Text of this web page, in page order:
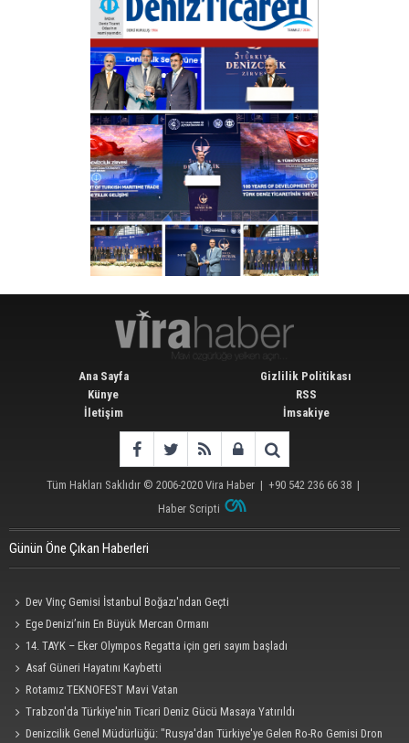
Ana Sayfa
Künye
İletişim
Gizlilik Politikası
RSS
İmsakiye
Tüm Hakları Saklıdır © 2006-2020 Vira Haber | +90 542 236 66 38 |
Haber Scripti
Günün Öne Çıkan Haberleri
Dev Vinç Gemisi İstanbul Boğazı'ndan Geçti
Ege Denizi’nin En Büyük Mercan Ormanı
14. TAYK – Eker Olympos Regatta için geri sayım başladı
Asaf Güneri Hayatını Kaybetti
Rotamız TEKNOFEST Mavi Vatan
Trabzon'da Türkiye'nin Ticari Deniz Gücü Masaya Yatırıldı
Denizcilik Genel Müdürlüğü: "Rusya'dan Türkiye'ye Gelen Ro-Ro Gemisi Dron